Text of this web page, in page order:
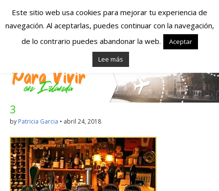
Españoles en
Irlanda – Vivir en
Irlanda – Trabajo
en Irlanda –
Alojamiento en
Irlanda
Blog dedicado a los que viven, estudian y trabajan en
3
by Patricia Garcia • abril 24, 2018
Este sitio web usa cookies para mejorar tu experiencia de
navegación. Al aceptarlas, puedes continuar con la navegación,
de lo contrario puedes abandonar la web.
Aceptar
Lee más